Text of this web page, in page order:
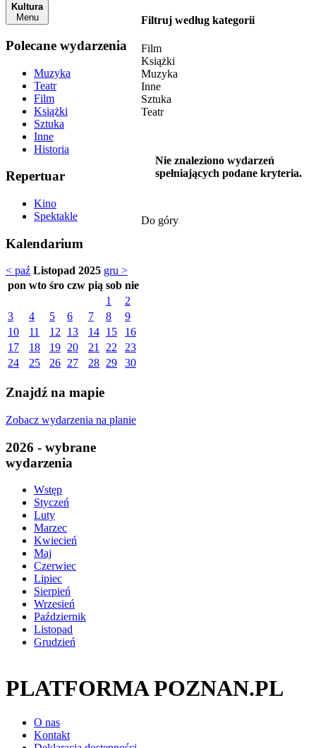
Kultura
Menu
Polecane wydarzenia
Muzyka
Teatr
Film
Książki
Sztuka
Inne
Historia
Repertuar
Kino
Spektakle
Kalendarium
< paź Listopad 2025 gru >
pon wto śro czw pią sob nie
1
2
3
4 5 6 7 8
9
10
11 12 13 14 15
16
17
18 19 20 21 22
23
24
25 26 27 28 29 30
Znajdź na mapie
Zobacz wydarzenia na planie
2026 - wybrane
wydarzenia
Wstęp
Styczeń
Luty
Marzec
Kwiecień
Maj
Czerwiec
Lipiec
Sierpień
Wrzesień
Październik
Listopad
Grudzień
Filtruj według kategorii
Film
Książki
Muzyka
Inne
Sztuka
Teatr
Nie znaleziono wydarzeń
spełniających podane kryteria.
Do góry
PLATFORMA POZNAN.PL
O nas
Kontakt